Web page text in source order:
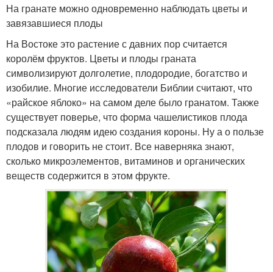
На гранате можно одновременно наблюдать цветы и
завязавшиеся плоды
На Востоке это растение с давних пор считается
королём фруктов. Цветы и плоды граната
символизируют долголетие, плодородие, богатство и
изобилие. Многие исследователи Библии считают, что
«райское яблоко» на самом деле было гранатом. Также
существует поверье, что форма чашелистиков плода
подсказала людям идею создания короны. Ну а о пользе
плодов и говорить не стоит. Все наверняка знают,
сколько микроэлементов, витаминов и органических
веществ содержится в этом фрукте.